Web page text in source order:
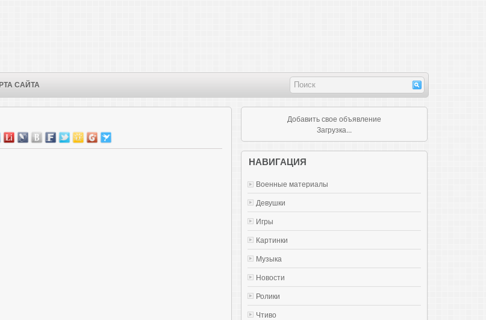
САЙТА
Добавить свое объявление
Загрузка...
НАВИГАЦИЯ
Военные материалы
Девушки
Игры
Картинки
Музыка
Новости
Ролики
Чтиво